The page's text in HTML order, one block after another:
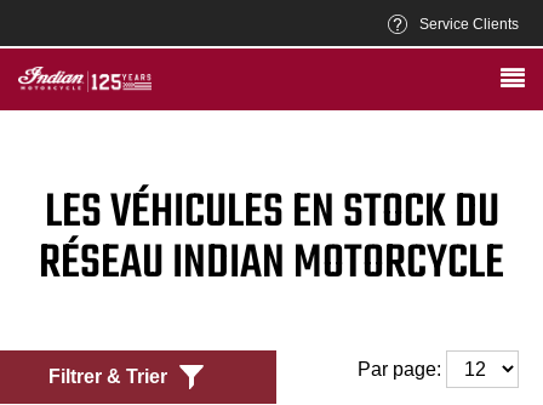
Service Clients
LES VÉHICULES EN STOCK DU
RÉSEAU INDIAN MOTORCYCLE
Filtrer & Trier Par page: